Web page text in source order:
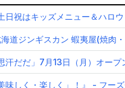
日祝はキッズメニュー＆ハロ
道ジンギスカン 蝦夷屋(焼肉
汗だだ」7月13日（月）オー
味しく・楽しく」！』 - フー